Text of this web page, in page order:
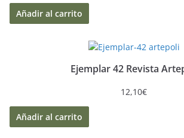
Añadir al carrito
Ejemplar 42 Revista
12,10€
Añadir al carrito